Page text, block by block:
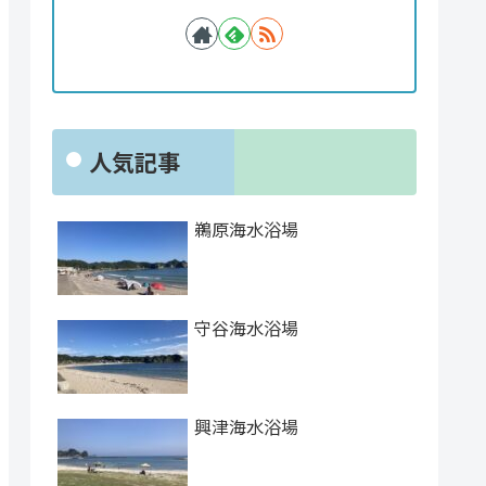
人気記事
鵜原海水浴場
守谷海水浴場
興津海水浴場